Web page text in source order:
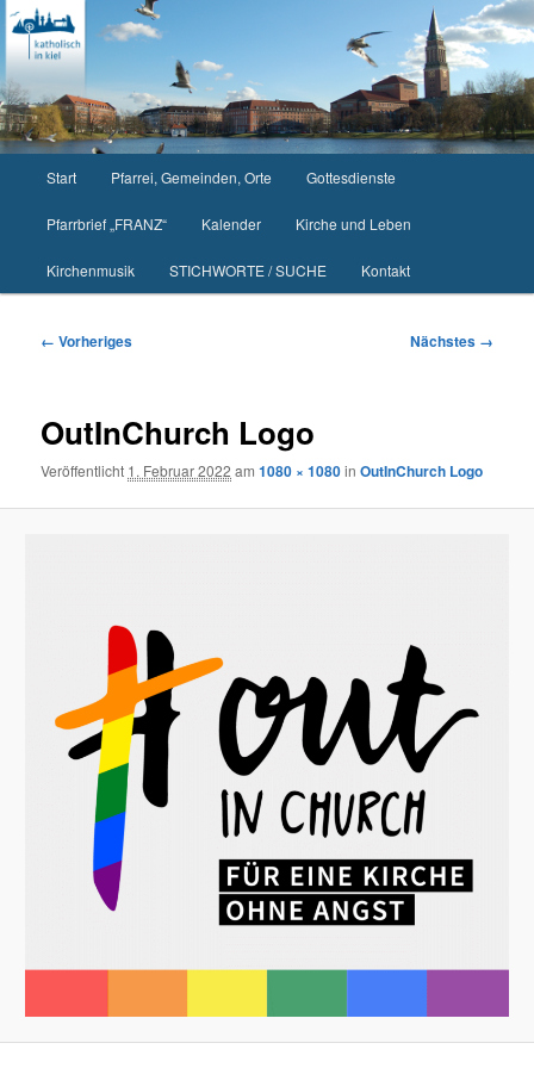
Zum
primären
Inhalt
springen
Start Pfarrei, Gemeinden, Orte Gottesdienste
Pfarrbrief „FRANZ“ Kalender Kirche und Leben
Kirchenmusik STICHWORTE / SUCHE Kontakt
Bilder-
← Vorheriges Nächstes →
OutInChurch Logo
Veröffentlicht 1. Februar 2022 am1080 × 1080inOutInChurch Logo